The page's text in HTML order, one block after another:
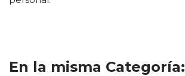
En la misma Categoría: